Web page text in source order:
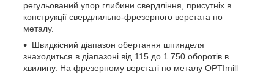
регульований упор глибини свердління, присутніх в
конструкції свердлильно-фрезерного верстата по
металу.
Швидкісний діапазон обертання шпинделя
знаходиться в діапазоні від 115 до 1 750 оборотів в
хвилину. На фрезерному верстаті по металу OPTImill